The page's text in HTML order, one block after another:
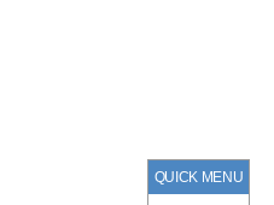
QUICK MENU